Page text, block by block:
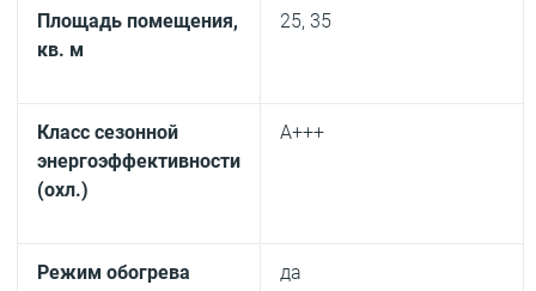
Площадь помещения,
кв. м
25, 35
Класс сезонной
энергоэффективности
(охл.)
А+++
Режим обогрева да